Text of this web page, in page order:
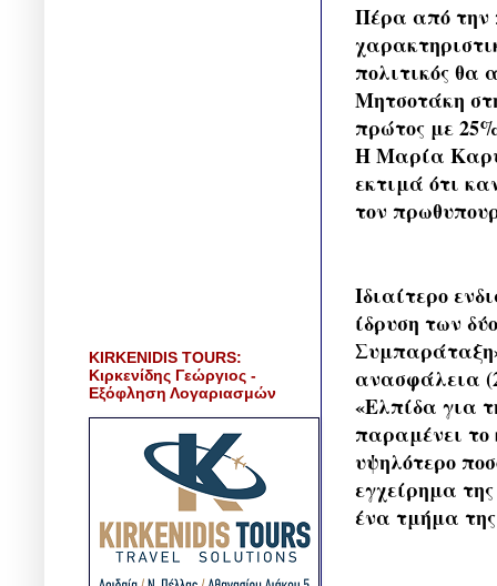
Πέρα από την
πολιτικός θα
Μητσοτάκη
πρώτος με
Η Μαρία
εκτιμά ότι
τον
Ιδιαίτερο
ίδρυση των
ανασφάλεια
«Ελπίδα για
παραμένει το
υψηλότερο
εγχείρημα
ένα τμήμα
KIRKENIDIS TOURS:
Κιρκενίδης Γεώργιος -
Εξόφληση Λογαριασμών